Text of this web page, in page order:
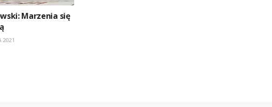
Marzenia się
2021